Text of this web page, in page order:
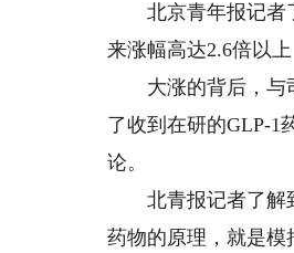
北京青年报记者了
来涨幅高达2.6倍以
大涨的背后，与司
了收到在研的GLP-
论。
北青报记者了解到
药物的原理，就是模